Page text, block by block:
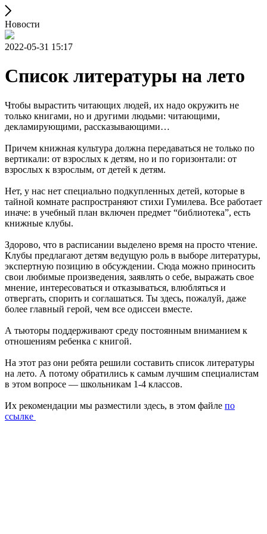
Новости
2022-05-31 15:17
Список литературы на лето
Чтобы вырастить читающих людей, их надо окружить не
только книгами, но и другими людьми: читающими,
декламирующими, рассказывающими…
Причем книжная культура должна передаваться не только по
вертикали: от взрослых к детям, но и по горизонтали: от
взрослых к взрослым, от детей к детям.
Нет, у нас нет специально подкупленных детей, которые в
тайной комнате распространяют стихи Гумилева. Все работает
иначе: в учебный план включен предмет “библиотека”, есть
книжные клубы.
Здорово, что в расписании выделено время на просто чтение.
Клубы предлагают детям ведущую роль в выборе литературы,
экспертную позицию в обсуждении. Сюда можно приносить
свои любимые произведения, заявлять о себе, выражать свое
мнение, интересоваться и отказываться, влюбляться и
отвергать, спорить и соглашаться. Ты здесь, пожалуй, даже
более главный герой, чем все одиссеи вместе.
А тьюторы поддерживают среду постоянным вниманием к
отношениям ребенка с книгой.
На этот раз они ребята решили составить список литературы
на лето. А потому обратились к самым лучшим специалистам
в этом вопросе — школьникам 1-4 классов.
Их рекомендации мы разместили здесь, в этом файле по
ссылке